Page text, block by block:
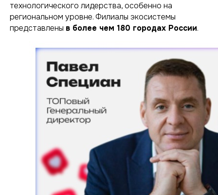
технологического лидерства, особенно на
региональном уровне. Филиалы экосистемы
представлены в более чем 180 городах России.